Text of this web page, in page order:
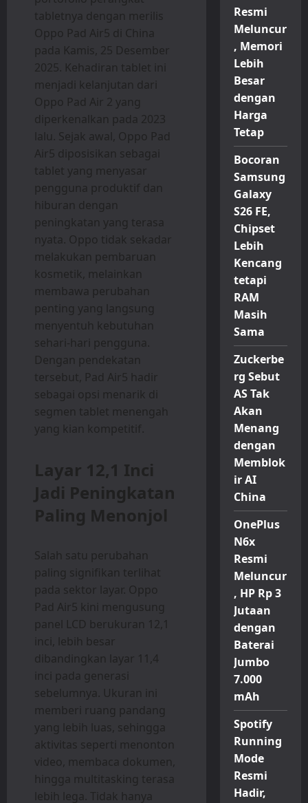
tabletnya dengan merilis
Oppo Pad Air5 di China
pada Kamis, 25 Desember
2025. Kehadiran tablet ini
menjadi kelanjutan dari
Oppo Pad Air 2 yang
diperkenalkan pada 2023
lalu. Sejak awal, Oppo Pad
Air5 diposisikan sebagai
tablet yang menyasar
pengguna produktif dan
hiburan dengan
peningkatan yang terasa
nyata. Oppo tidak sekadar
melakukan pembaruan
kosmetik, melainkan
membawa perubahan
penting yang langsung
menyentuh kebutuhan
sehari-hari pengguna.
Dengan pendekatan
tersebut, Pad Air5 hadir
sebagai opsi menarik di
segmen tablet menengah
yang kian kompetitif.
Layar 12,1 Inci
Jadi Peningkatan
Paling Menonjol
Salah satu perubahan
paling signifikan terlihat
pada sektor layar. Oppo
Pad Air5 kini mengusung
panel LCD berukuran 12,1
inci, lebih besar
dibandingkan layar 11,4
inci pada generasi
sebelumnya. Ukuran ini
memberi ruang pandang
yang lebih luas, sehingga
aktivitas seperti menonton
video, membaca dokumen,
hingga multitasking terasa
lebih lega. Tidak hanya
Resmi
Meluncur
, Memori
Lebih
Besar
dengan
Harga
Tetap
Bocoran
Samsung
Galaxy
S26 FE,
Chipset
Lebih
Kencang
tetapi
RAM
Masih
Sama
Zuckerbe
rg Sebut
AS Tak
Akan
Menang
dengan
Memblok
ir AI
China
OnePlus
N6x
Resmi
Meluncur
, HP Rp 3
Jutaan
dengan
Baterai
Jumbo
7.000
mAh
Spotify
Running
Mode
Resmi
Hadir,